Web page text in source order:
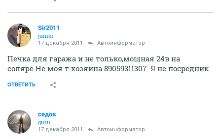
Sir2011
junior
17 декабря 2011 Автоинформатор
Печка для гаража и не только,мощная 24в на
соляре.Не моя т.хозяина 89059311307. Я не посредник.
ОТВЕТИТЬ
седов
guru
17 декабря 2011 Автоинформатор